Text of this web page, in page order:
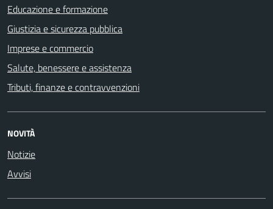
Educazione e formazione
Giustizia e sicurezza pubblica
Imprese e commercio
Salute, benessere e assistenza
Tributi, finanze e contravvenzioni
NOVITÀ
Notizie
Avvisi